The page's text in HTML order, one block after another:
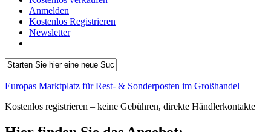
Anmelden
Kostenlos Registrieren
Newsletter
Europas Marktplatz für Rest- & Sonderposten im Großhandel
Kostenlos registrieren – keine Gebühren, direkte Händlerkontakte